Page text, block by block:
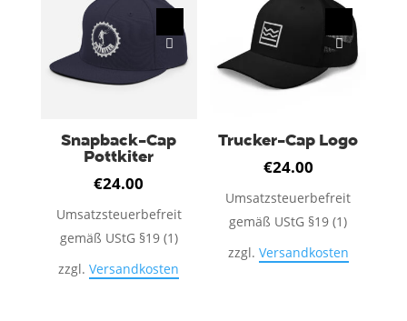
Varianten
auf.
Optionen
der
Produktseite
werden
Varianten
Optionen
der
Produktseite
gewählt
werden
Snapback-Cap
Pottkiter
€24.00
Umsatzsteuerbefreit
gemäß UStG §19 (1)
zzgl.Versandkosten
Trucker-Cap Logo
€24.00
Umsatzsteuerbefreit
gemäß UStG §19 (1)
zzgl. Versandkosten